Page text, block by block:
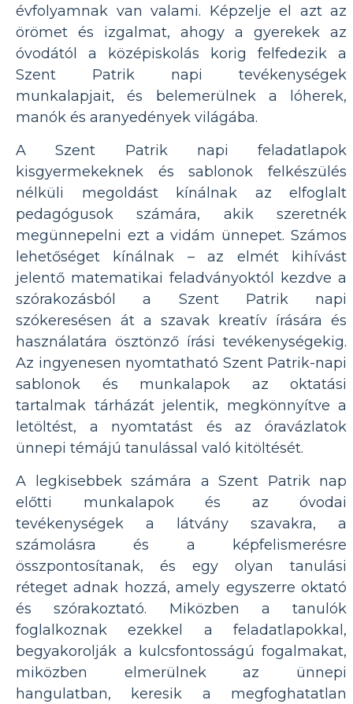
évfolyamnak van valami. Képzelje el azt az
örömet és izgalmat, ahogy a gyerekek az
óvodától a középiskolás korig felfedezik a
Szent Patrik napi tevékenységek
munkalapjait, és belemerülnek a lóherek,
manók és aranyedények világába.
A Szent Patrik napi feladatlapok
kisgyermekeknek és sablonok felkészülés
nélküli megoldást kínálnak az elfoglalt
pedagógusok számára, akik szeretnék
megünnepelni ezt a vidám ünnepet. Számos
lehetőséget kínálnak – az elmét kihívást
jelentő matematikai feladványoktól kezdve a
szórakozásból a Szent Patrik napi
szókeresésen át a szavak kreatív írására és
használatára ösztönző írási tevékenységekig.
Az ingyenesen nyomtatható Szent Patrik-napi
sablonok és munkalapok az oktatási
tartalmak tárházát jelentik, megkönnyítve a
letöltést, a nyomtatást és az óravázlatok
ünnepi témájú tanulással való kitöltését.
A legkisebbek számára a Szent Patrik nap
előtti munkalapok és az óvodai
tevékenységek a látvány szavakra, a
számolásra és a képfelismerésre
összpontosítanak, és egy olyan tanulási
réteget adnak hozzá, amely egyszerre oktató
és szórakoztató. Miközben a tanulók
foglalkoznak ezekkel a feladatlapokkal,
begyakorolják a kulcsfontosságú fogalmakat,
miközben elmerülnek az ünnepi
hangulatban, keresik a megfoghatatlan